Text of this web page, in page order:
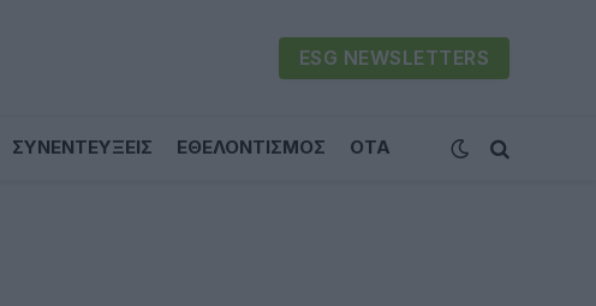
ESG NEWSLETTERS
ΣΥΝΕΝΤΕΥΞΕΙΣ ΕΘΕΛΟΝΤΙΣΜΟΣ ΟΤΑ